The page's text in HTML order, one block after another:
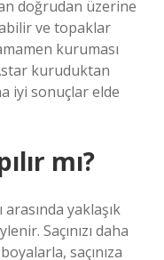
doğrudan üzerine
ve topaklar
kuruması
kuruduktan
iyi sonuçlar elde
mı?
yaklaşık
Saçınızı daha
saçınıza